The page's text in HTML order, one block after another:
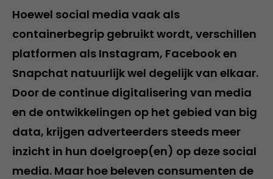
Hoewel social media vaak als
containerbegrip gebruikt wordt, verschillen
platformen als Instagram, Facebook en
Snapchat natuurlijk wel degelijk van elkaar.
Door de continue digitalisering van media
en de ontwikkelingen op het gebied van big
data, krijgen adverteerders steeds meer
inzicht in hun doelgroep(en) op deze social
media. Maar hoe beleven consumenten de